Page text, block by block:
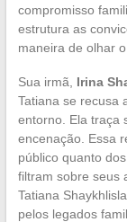
compromisso
estrutura as
maneira de olhar
Sua irmã, Irina
Tatiana se recusa
entorno. Ela traça
encenação. Essa
público quanto
filtram sobre seus
Tatiana
pelos legados